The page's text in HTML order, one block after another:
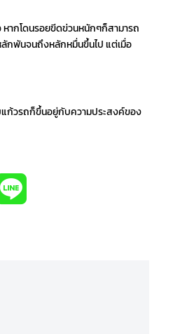
หากโดนรอยขีดข่วนหนักๆก็สามารถ
กพันจนถึงหลักหมื่นขึ้นไป แต่เมื่อ
แก้วรถก็ขึ้นอยู่กับความประสงค์ของ